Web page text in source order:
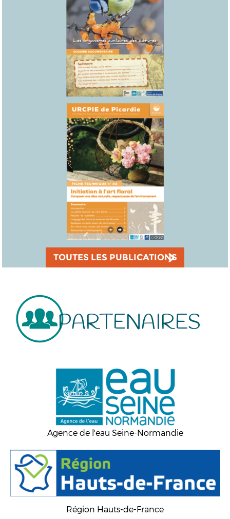
TOUTES LES PUBLICATIONS
PARTENAIRES
Agence de l'eau Seine-Normandie
Région Hauts-de-France